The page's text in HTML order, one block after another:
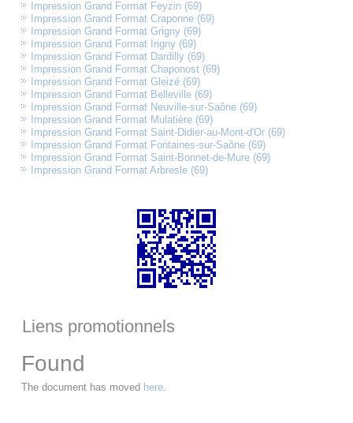
Impression Grand Format Feyzin (69)
Impression Grand Format Craponne (69)
Impression Grand Format Grigny (69)
Impression Grand Format Irigny (69)
Impression Grand Format Dardilly (69)
Impression Grand Format Chaponost (69)
Impression Grand Format Gleizé (69)
Impression Grand Format Belleville (69)
Impression Grand Format Neuville-sur-Saône (69)
Impression Grand Format Mulatière (69)
Impression Grand Format Saint-Didier-au-Mont-d'Or (69)
Impression Grand Format Fontaines-sur-Saône (69)
Impression Grand Format Saint-Bonnet-de-Mure (69)
Impression Grand Format Arbresle (69)
Liens promotionnels
Found
The document has moved here.